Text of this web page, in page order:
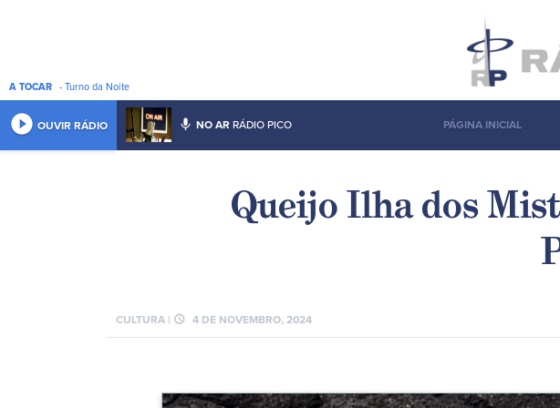
A TOCAR - Turno da Noite
play_circle_filled OUVIR RÁDIO mic NO AR RÁDIO PICO PÁGINA INICIAL
Queijo Ilha dos
CULTURA | schedule 4 DE NOVEMBRO, 2024